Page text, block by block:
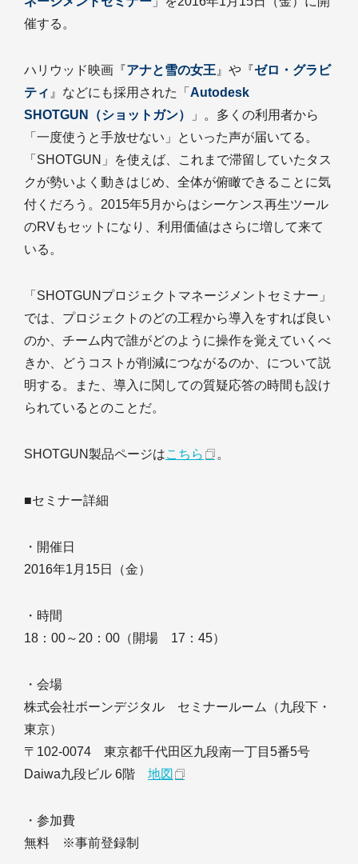
催する。
ハリウッド映画『アナと雪の女王 』や『ゼロ・グラビ
ティ 』などにも採用された「 Autodesk
SHOTGUN（ショットガン）
」。多くの利用者から
「一度使うと手放せない」といった声が届いてる。
「SHOTGUN」を使えば、これまで滞留していたタス
クが勢いよく動きはじめ、全体が俯瞰できることに気
付くだろう。2015年5月からはシーケンス再生ツール
のRVもセットになり、利用価値はさらに増して来て
いる。
「SHOTGUNプロジェクトマネージメントセミナー」
では、プロジェクトのどの工程から導入をすれば良い
のか、チーム内で誰がどのように操作を覚えていくべ
きか、どうコストが削減につながるのか、について説
明する。また、導入に関しての質疑応答の時間も設け
られているとのことだ。
SHOTGUN製品ページはこちら 。
■セミナー詳細
・開催日
2016年1月15日（金）
・時間
18：00～20：00（開場 17：45）
・会場
株式会社ボーンデジタル セミナールーム（九段下・
東京）
〒102-0074 東京都千代田区九段南一丁目5番5号
Daiwa九段ビル 6階 地図
・参加費
無料 ※事前登録制